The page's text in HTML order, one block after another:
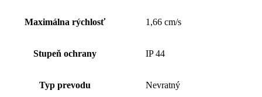
Maximálna rýchlosť 1,66 cm/s
Stupeň ochrany IP 44
Typ prevodu Nevratný